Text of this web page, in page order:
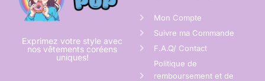
Exprimez votre style avec
nos vêtements coréens
uniques!
Mon Compte
Suivre ma Commande
F.A.Q/ Contact
Politique de
remboursement et de